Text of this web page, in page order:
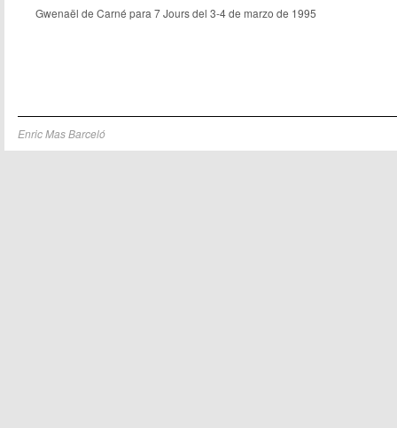
Gwenaël de Carné para 7 Jours del 3-4 de marzo de 1995
Enric Mas Barceló